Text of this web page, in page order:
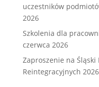
uczestników
2026
Szkolenia dla
czerwca 2026
Zaproszenie na
Reintegracyjnych 2026